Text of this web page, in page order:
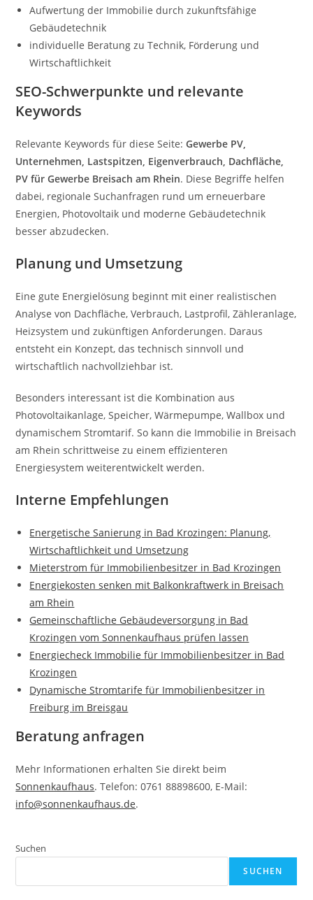
Aufwertung der Immobilie durch zukunftsfähige
Gebäudetechnik
individuelle Beratung zu Technik, Förderung und
Wirtschaftlichkeit
SEO-Schwerpunkte und relevante
Keywords
Relevante Keywords für diese Seite:Gewerbe PV,
Unternehmen, Lastspitzen, Eigenverbrauch, Dachfläche,
PV für Gewerbe Breisach am Rhein. Diese Begriffe helfen
dabei, regionale Suchanfragen rund um erneuerbare
Energien, Photovoltaik und moderne Gebäudetechnik
besser abzudecken.
Planung und Umsetzung
Eine gute Energielösung beginnt mit einer realistischen
Analyse von Dachfläche, Verbrauch, Lastprofil, Zähleranlage,
Heizsystem und zukünftigen Anforderungen. Daraus
entsteht ein Konzept, das technisch sinnvoll und
wirtschaftlich nachvollziehbar ist.
Besonders interessant ist die Kombination aus
Photovoltaikanlage, Speicher, Wärmepumpe, Wallbox und
dynamischem Stromtarif. So kann die Immobilie in Breisach
am Rhein schrittweise zu einem effizienteren
Energiesystem weiterentwickelt werden.
Interne Empfehlungen
Energetische Sanierung in Bad Krozingen: Planung,
Wirtschaftlichkeit und Umsetzung
Mieterstrom für Immobilienbesitzer in Bad Krozingen
Energiekosten senken mit Balkonkraftwerk in Breisach
am Rhein
Gemeinschaftliche Gebäudeversorgung in Bad
Krozingen vom Sonnenkaufhaus prüfen lassen
Energiecheck Immobilie für Immobilienbesitzer in Bad
Krozingen
Dynamische Stromtarife für Immobilienbesitzer in
Freiburg im Breisgau
Beratung anfragen
Mehr Informationen erhalten Sie direkt beim
Sonnenkaufhaus. Telefon: 0761 88898600, E-Mail:
info@sonnenkaufhaus.de.
Suchen
SUCHEN